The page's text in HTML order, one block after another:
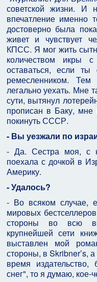
советской жизни. И
впечатление именно
достоверно была
живет и чувствует
КПСС. Я мог жить
количеством икры
оставаться, если
ремесленником.
легально уехать. Мне
сути, вытянул
прописан в Баку, мне
покинуть СССР.
- Вы уезжали по
- Да. Сестра моя, с
поехала с дочкой в
Америку.
- Удалось?
- Во всяком случае,
мировых
стороны во всю
крупнейшей сети
выставлен мой
стороны, в Skribner’s,
время
снег", то я думаю, кое-